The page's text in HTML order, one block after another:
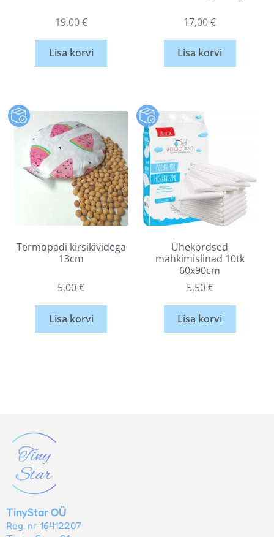
19,00€
Lisa korvi
17,00€
Lisa korvi
Termopadi kirsikividega
13cm
5,00€
Lisa korvi
Ühekordsed
mähkimislinad 10tk
60x90cm
5,50€
Lisa korvi
TinyStar OÜ
Reg. nr 16412207